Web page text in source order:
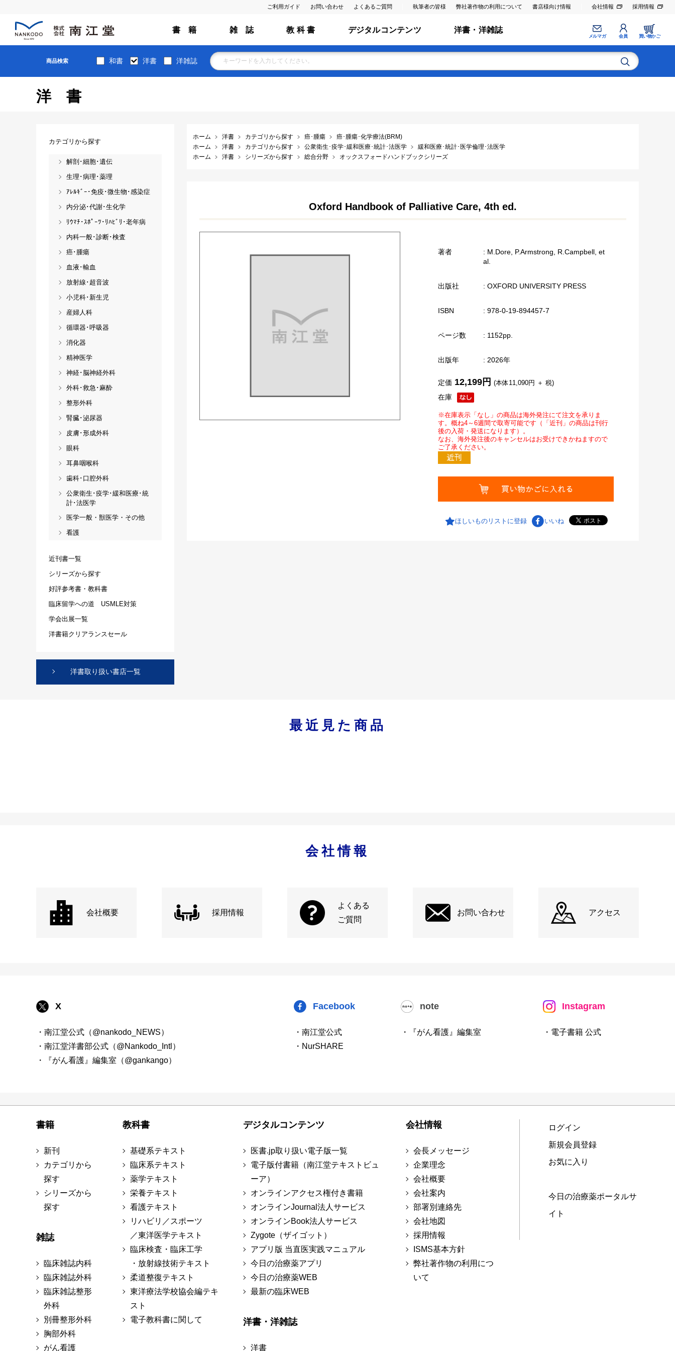
ご利用ガイド お問い合わせ よくあるご質問 執筆者の皆様 弊社著作物の利用について 書店様向け情報 会社情報 採用情報
書 籍 雑 誌 教 科 書 デジタルコンテンツ 洋書・洋雑誌
メルマガ 会員 買い物かご
商品検索 和書 洋書 洋雑誌
洋書
ホーム 洋書 カテゴリから探す 癌･腫瘍
癌･腫瘍･化学療法(BRM)
ホーム
洋書 カテゴリから探す 公衆衛生･疫学･緩和医療･統計･法医学
緩和医療･統計･医学倫理･法医学
ホーム
洋書 シリーズから探す 総合分野 オックスフォードハンドブックシリーズ
Oxford Handbook of Palliative Care, 4th ed.
著者
: M.Dore, P.Armstrong, R.Campbell, et
al.
出版社 : OXFORD UNIVERSITY PRESS
ISBN : 978-0-19-894457-7
ページ数 : 1152pp.
出版年 : 2026年
在庫
定価 12,199円 (本体11,090円 ＋ 税)
※在庫表示「なし」の商品は海外発注にて注文を承りま
す。概ね4～6週間で取寄可能です（「近刊」の商品は刊行
後の入荷・発送になります）。
なお、海外発注後のキャンセルはお受けできかねますので
ご了承ください。
ほしいものリストに登録 いいね
カテゴリから探す
解剖･細胞･遺伝
生理･病理･薬理
ｱﾚﾙｷﾞｰ･免疫･微生物･感染症
内分泌･代謝･生化学
ﾘｳﾏﾁ･ｽﾎﾟｰﾂ･ﾘﾊﾋﾞﾘ･老年病
内科一般･診断･検査
癌･腫瘍
血液･輸血
放射線･超音波
小児科･新生児
産婦人科
循環器･呼吸器
消化器
精神医学
神経･脳神経外科
外科･救急･麻酔
整形外科
腎臓･泌尿器
皮膚･形成外科
眼科
耳鼻咽喉科
歯科･口腔外科
公衆衛生･疫学･緩和医療･統
計･法医学
医学一般・獣医学・その他
看護
近刊書一覧
シリーズから探す
好評参考書・教科書
臨床留学への道 USMLE対策
学会出展一覧
洋書籍クリアランスセール
洋書取り扱い書店一覧
最近見た商品
会社情報
会社概要 採用情報
よくある
ご質問
お問い合わせ アクセス
X
・南江堂公式（@nankodo_NEWS）
・南江堂洋書部公式（@Nankodo_Intl）
・『がん看護』編集室（@gankango）
Facebook
・南江堂公式
・NurSHARE
note
・『がん看護』編集室
Instagram
・電子書籍 公式
書籍
新刊
カテゴリから
探す
シリーズから
探す
雑誌
臨床雑誌内科
臨床雑誌外科
臨床雑誌整形
外科
別冊整形外科
胸部外科
がん看護
教科書
基礎系テキスト
臨床系テキスト
薬学テキスト
栄養テキスト
看護テキスト
リハビリ／スポーツ
／東洋医学テキスト
臨床検査・臨床工学
・放射線技術テキスト
柔道整復テキスト
東洋療法学校協会編テキ
スト
電子教科書に関して
デジタルコンテンツ
医書.jp取り扱い電子版一覧
電子版付書籍（南江堂テキストビュ
ーア）
オンラインアクセス権付き書籍
オンラインJournal法人サービス
オンラインBook法人サービス
Zygote（ザイゴット）
アプリ版 当直医実践マニュアル
今日の治療薬アプリ
今日の治療薬WEB
最新の臨床WEB
洋書・洋雑誌
洋書
会社情報
会長メッセージ
企業理念
会社概要
会社案内
部署別連絡先
会社地図
採用情報
ISMS基本方針
弊社著作物の利用につ
いて
ログイン
新規会員登録
お気に入り
今日の治療薬ポータルサ
イト